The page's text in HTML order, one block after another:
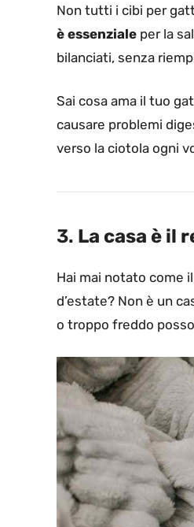
Non tutti i cibi per
è essenziale per la
bilanciati, senza
Sai cosa ama il tuo
causare problemi
verso la ciotola ogni
3. La casa è il
Hai mai notato come
d’estate? Non è un
o troppo freddo